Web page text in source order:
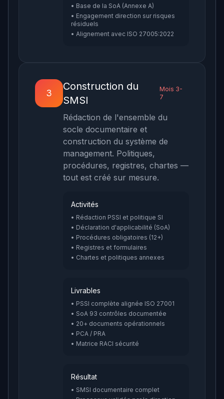
• Base de la SoA (Annexe A)
• Engagement direction sur risques
résiduels
• Alignement avec ISO 27005:2022
3
Construction du
SMSI
Mois 3-
7
Rédaction de l'ensemble du
socle documentaire et
construction du système de
management. Politiques,
procédures, registres, chartes —
tout est créé sur mesure.
Activités
• Rédaction PSSI et politique SI
• Déclaration d'applicabilité (SoA)
• Procédures obligatoires (12+)
• Registres et formulaires
• Chartes et politiques annexes
Livrables
• PSSI complète alignée ISO 27001
• SoA 93 contrôles documentée
• 20+ documents opérationnels
• PCA / PRA
• Matrice RACI sécurité
Résultat
• SMSI documentaire complet